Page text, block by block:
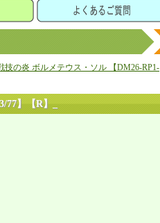
技の炎 ボルメテウス・ソル 【DM26-RP1-
】【R】_